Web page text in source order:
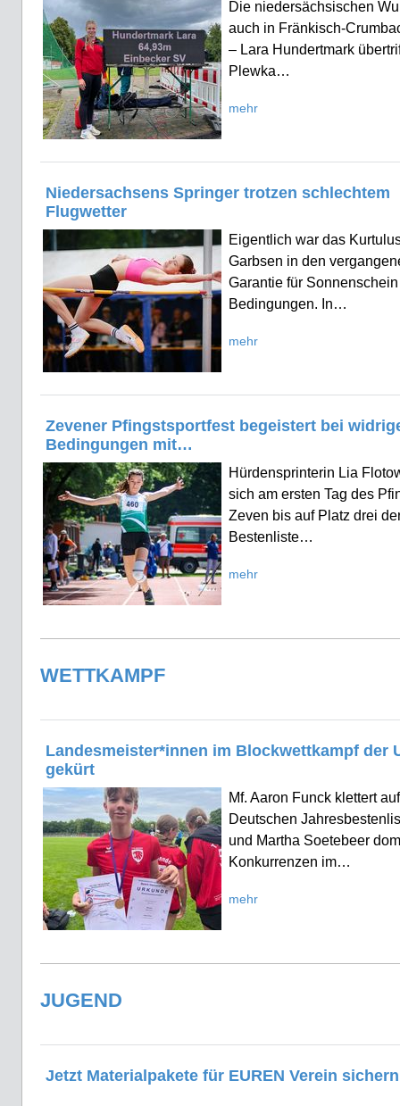
Die niedersächsischen
auch in Fränkisch-
– Lara Hundertmark
Plewka…
mehr
Niedersachsens Springer trotzen schlechtem
Flugwetter
Eigentlich war das
Garbsen in den
Garantie für
Bedingungen. In…
mehr
Zevener Pfingstsportfest begeistert bei
Bedingungen mit…
Hürdensprinterin Lia
sich am ersten Tag des
Zeven bis auf Platz drei
Bestenliste…
mehr
WETTKAMPF
Landesmeister*innen im Blockwettkampf der
gekürt
Mf. Aaron Funck klettert
Deutschen
und Martha Soetebeer
Konkurrenzen im…
mehr
JUGEND
Jetzt Materialpakete für EUREN Verein